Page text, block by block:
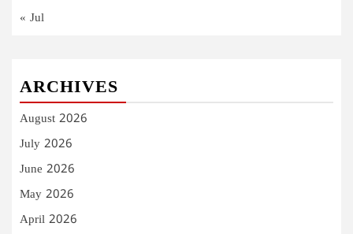
« Jul
ARCHIVES
August 2026
July 2026
June 2026
May 2026
April 2026